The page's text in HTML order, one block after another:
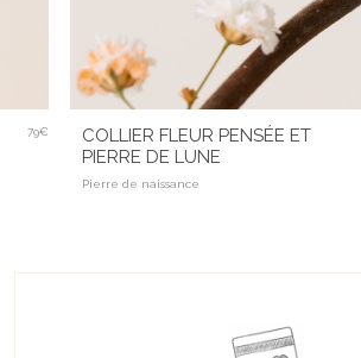
79€
COLLIER FLEUR PENSÉE ET
PIERRE DE LUNE
Pierre de naissance